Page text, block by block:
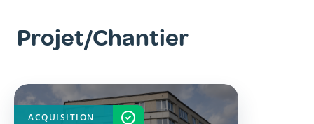
Projet/Chantier
ACQUISITION TERMINÉ